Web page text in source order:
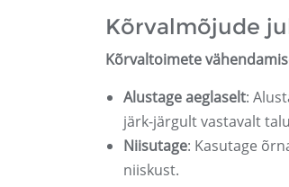
Kõrvalmõjude
Kõrvaltoimete
Alustage aeglaselt:
järk-järgult vastavalt
Niisutage: Kasutage
niiskust.